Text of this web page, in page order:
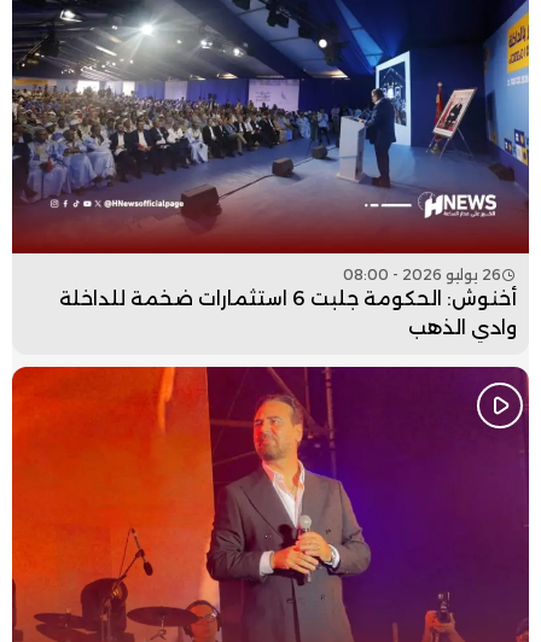
26 يوليو 2026 - 08:00
أخنوش: الحكومة جلبت 6 استثمارات ضخمة للداخلة
وادي الذهب